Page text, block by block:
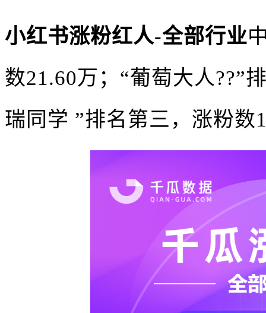
小红书涨粉红人-全部行业
数21.60万；“葡萄大人??”
瑞同学 ”排名第三，涨粉数